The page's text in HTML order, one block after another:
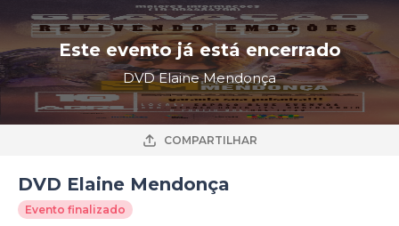
Este evento já está encerrado
DVD Elaine Mendonça
COMPARTILHAR
DVD Elaine Mendonça
Evento finalizado